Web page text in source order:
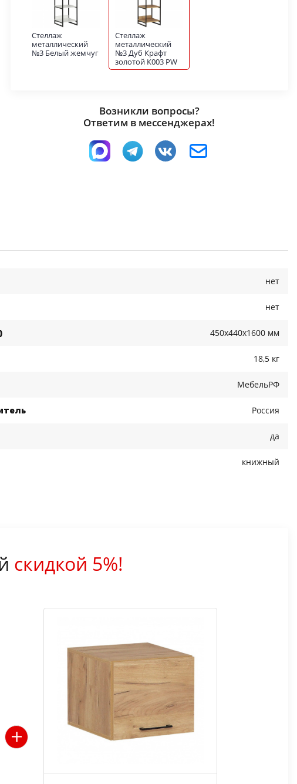
Стеллаж
металлический
№3 Белый жемчуг
Стеллаж
металлический
№3 Дуб Крафт
золотой К003 РW
Возникли вопросы?
Ответим в мессенджерах!
нет
нет
450x440x1600 мм
18,5 кг
МебельРФ
Россия
да
книжный
скидкой 5%!